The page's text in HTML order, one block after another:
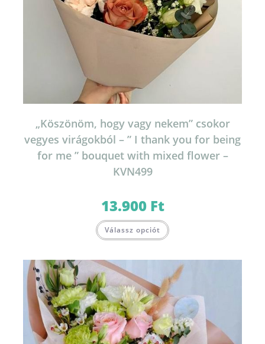
„Köszönöm, hogy vagy nekem” csokor
vegyes virágokból – ” I thank you for being
for me ” bouquet with mixed flower –
KVN499
13.900 Ft
Válassz opciót